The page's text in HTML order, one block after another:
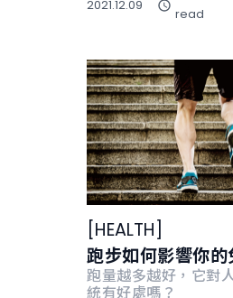
2021.12.09
read
[HEALTH]
跑步如何影響你的
跑量越多越好，它對
統有好處嗎？